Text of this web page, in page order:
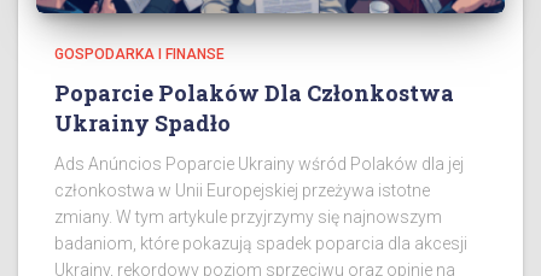
GOSPODARKA I FINANSE
Poparcie Polaków Dla Członkostwa
Ukrainy Spadło
Ads Anúncios Poparcie Ukrainy wśród Polaków dla jej
członkostwa w Unii Europejskiej przeżywa istotne
zmiany. W tym artykule przyjrzymy się najnowszym
badaniom, które pokazują spadek poparcia dla akcesji
Ukrainy, rekordowy poziom sprzeciwu oraz opinie na